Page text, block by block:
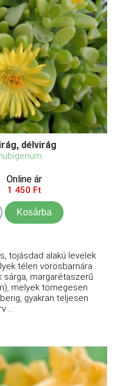
délvirág
Online ár
1 450 Ft
Kosárba
tojásdad alakú levelek
télen vörösbarnára
sárga, margarétaszerű
melyek tömegesen
gyakran teljesen
...